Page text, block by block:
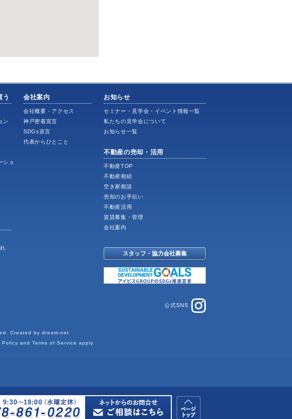
う
ン
ショ
会社案内
会社概要・アクセス
神戸密着宣言
SDGs宣言
代表からひとこと
お知らせ
セミナー・見学会・イベント情報一覧
私たちの見学会について
お知らせ一覧
不動産の売却・活用
不動産TOP
不動産相続
空き家相談
売却のお手伝い
不動産活用
賃貸募集・管理
会社案内
スタッフ・協力会社募集
公式SNS
Created by dream-net
Policy and Terms of Service apply.